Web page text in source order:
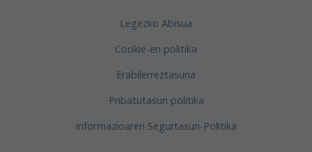
Legezko Abisua
Cookie-en politika
Erabilerreztasuna
Pribatutasun politika
Informazioaren Segurtasun-Politika